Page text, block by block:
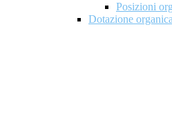
Posizioni
Dotazione organica